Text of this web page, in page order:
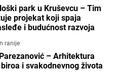
park u Kruševcu – Tim
projekat koji spaja
i budućnost razvoja
ranije
– Arhitektura
i svakodnevnog života